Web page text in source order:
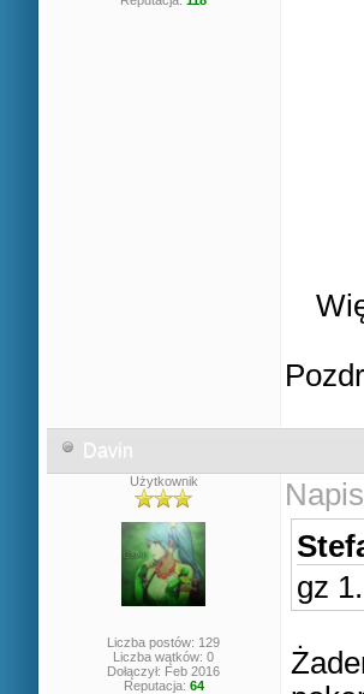
Davin
Użytkownik
Liczba postów: 129
Liczba wątków: 0
Dołączył: Feb 2016
Reputacja: 64
gz